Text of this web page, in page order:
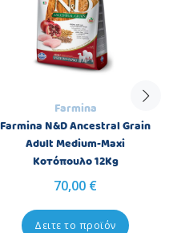
Farmina
Farmina N&D Ancestral Grain
Adult Medium-Maxi
Κοτόπουλο 12Kg
70,00 €
Δειτε το προϊόν